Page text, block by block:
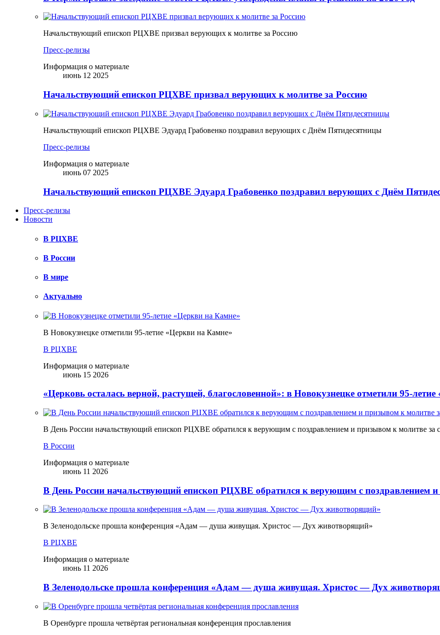
Начальствующий епископ РЦХВЕ призвал верующих к молитве за Россию
Пресс-релизы
Информация о материале
июнь 12 2025
Начальствующий епископ РЦХВЕ призвал верующих к молитве за Россию
Начальствующий епископ РЦХВЕ Эдуард Грабовенко поздравил верующих с Днём Пятидесятницы
Пресс-релизы
Информация о материале
июнь 07 2025
Начальствующий епископ РЦХВЕ Эдуард Грабовенко поздравил верующих с Днём
Пресс-релизы
Новости
В РЦХВЕ
В России
В мире
Актуально
В Новокузнецке отметили 95-летие «Церкви на Камне»
В РЦХВЕ
Информация о материале
июнь 15 2026
«Церковь осталась верной, растущей, благословенной»: в Новокузнецке отметили 95-
В День России начальствующий епископ РЦХВЕ обратился к верующим с поздравлением и призывом к молитве за
В России
Информация о материале
июнь 11 2026
В День России начальствующий епископ РЦХВЕ обратился к верующим с поздравлением
В Зеленодольске прошла конференция «Адам — душа живущая. Христос — Дух животворящий»
В РЦХВЕ
Информация о материале
июнь 11 2026
В Зеленодольске прошла конференция «Адам — душа живущая. Христос — Дух
В Оренбурге прошла четвёртая региональная конференция прославления